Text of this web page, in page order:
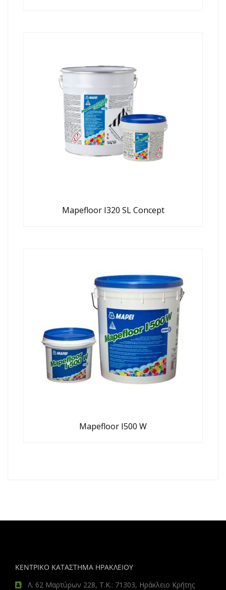
Mapefloor I320 SL Concept
Mapefloor I500 W
ΚΕΝΤΡΙΚΟ ΚΑΤΑΣΤΗΜΑ ΗΡΑΚΛΕΙΟΥ
Λ. 62 Μαρτύρων 228, Τ.Κ.: 71303, Ηράκλειο Κρήτης